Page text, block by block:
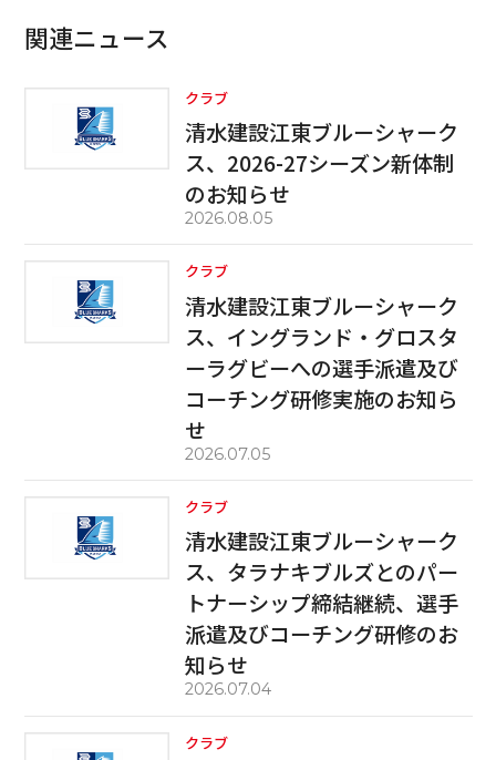
関連ニュース
クラブ
清水建設江東ブルーシャーク
ス、2026-27シーズン新体制
のお知らせ
2026.08.05
クラブ
清水建設江東ブルーシャーク
ス、イングランド・グロスタ
ーラグビーへの選手派遣及び
コーチング研修実施のお知ら
せ
2026.07.05
クラブ
清水建設江東ブルーシャーク
ス、タラナキブルズとのパー
トナーシップ締結継続、選手
派遣及びコーチング研修のお
知らせ
2026.07.04
クラブ